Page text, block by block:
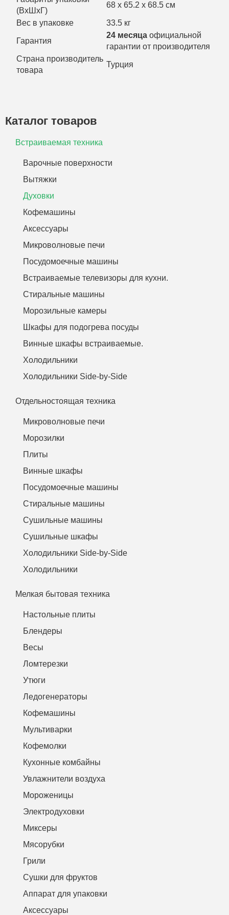
(ВхШхГ)
68 х 65.2 х 68.5 см
Вес в упаковке 33.5 кг
Гарантия
24 месяца официальной
гарантии от производителя
Страна производитель
товара
Турция
Каталог товаров
Встраиваемая техника
Варочные поверхности
Вытяжки
Духовки
Кофемашины
Аксессуары
Микроволновые печи
Посудомоечные машины
Встраиваемые телевизоры для кухни.
Стиральные машины
Морозильные камеры
Шкафы для подогрева посуды
Винные шкафы встраиваемые.
Холодильники
Холодильники Side-by-Side
Отдельностоящая техника
Микроволновые печи
Морозилки
Плиты
Винные шкафы
Посудомоечные машины
Стиральные машины
Сушильные машины
Сушильные шкафы
Холодильники Side-by-Side
Холодильники
Мелкая бытовая техника
Настольные плиты
Блендеры
Весы
Ломтерезки
Утюги
Ледогенераторы
Кофемашины
Мультиварки
Кофемолки
Кухонные комбайны
Увлажнители воздуха
Мороженицы
Электродуховки
Миксеры
Мясорубки
Грили
Сушки для фруктов
Аппарат для упаковки
Аксессуары